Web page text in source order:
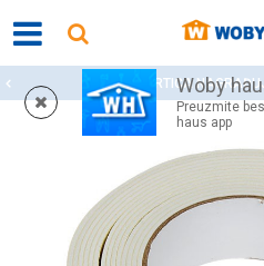
Woby
Preuzmite
haus app
WOBY KARTICA